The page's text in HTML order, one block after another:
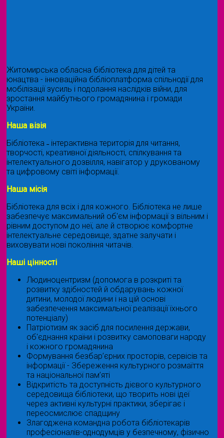
Житомирська обласна бібліотека для дітей та
юнацтва - інноваційна бібліоплатформа спільнодії для
мобілізації зусиль і подолання наслідків війни, для
зростання майбутнього громадянина і громади
України.
Наша візія
Бібліотека ˗ інтерактивна територія для читання,
творчості, креативної діяльності, спілкування та
інтелектуального дозвілля, навігатор у друкованому
та цифровому світі інформації.
Наша місія
Бібліотека для всіх і для кожного. Бібліотека не лише
забезпечує максимальний об'єм інформації з вільним і
рівним доступом до неї, але й створює комфортне
інтелектуальне середовище, здатне залучати і
виховувати нові покоління читачів.
Наші цінності
Людиноцентризм (допомога в розкриті та
розвитку здібностей й обдарувань кожної
дитини, молодої людини і на цій основі
забезпечення максимальної реалізації їхнього
потенціалу)
Патріотизм як засіб для посилення держави,
об'єднання країни і розвитку самоповаги народу
і кожного громадянина
Формування безбар’єрних просторів, сервісів та
інформації - Збереження культурного розмаїття
та національної пам’яті
Відкритість та доступність дієвого культурного
середовища бібліотеки, що творить нові ідеї
через активні культурні практики, зберігає і
переосмислює спадщину
Злагоджена командна робота бібліотекарів
професіоналів-однодумців у безпечному, фізично